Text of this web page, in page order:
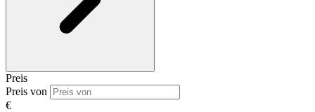
Preis
Preis von
€